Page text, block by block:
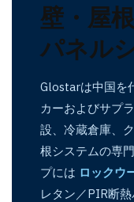
壁・屋
パネル
Glostarは中国を
カーおよびサプ
設、冷蔵倉庫、
根システムの専
プには ロックウ
レタン／PIR断熱